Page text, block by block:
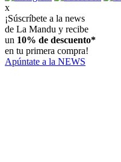
x
¡Súscríbete a la news
de La Mandu y recibe
un 10% de descuento*
en tu primera compra!
Apúntate a la NEWS